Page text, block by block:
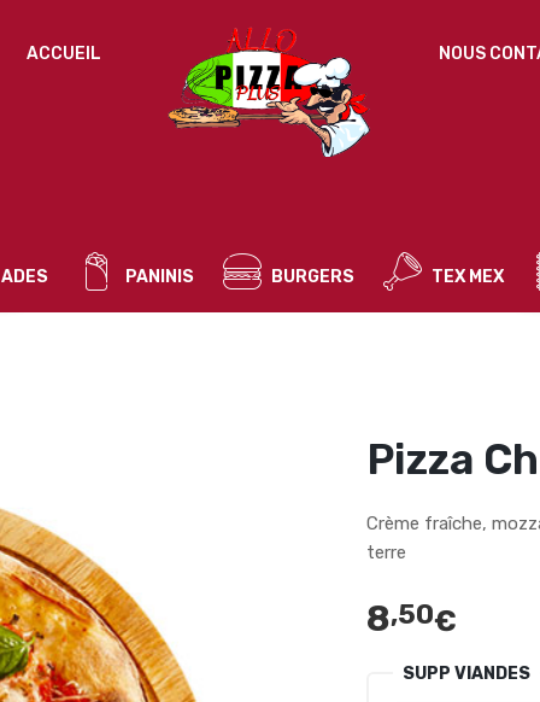
NOUS
ACCUEIL
Mot de passe perdu ?
Un mot de passe sera envoyé vers votre adresse
PANINIS BURGERS TEX MEX
Pizza
Crème fraîche,
terre
8,50€
SUPP VIANDES